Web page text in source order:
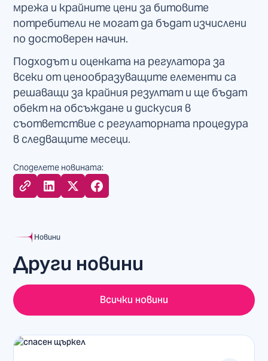
мрежа и крайните цени за битовите
потребители не могат да бъдат изчислени
по достоверен начин.
Подходът и оценката на регулатора за
всеки от ценообразуващите елементи са
решаващи за крайния резултат и ще бъдат
обект на обсъждане и дискусия в
съответствие с регулаторната процедура
в следващите месеци.
Споделете новината:
Новини
Други новини
Всички новини